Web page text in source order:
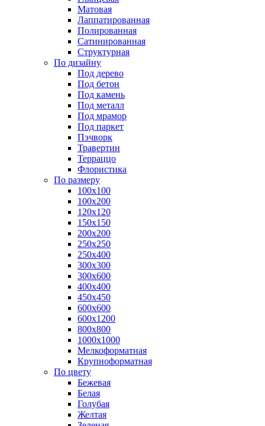
Матовая
Лаппатированная
Полированная
Сатинированная
Структурная
По дизайну
Под дерево
Под бетон
Под камень
Под металл
Под мрамор
Под паркет
Пэчворк
Травертин
Терраццо
Флористика
По размеру
100х100
100х200
120х120
150х150
200х200
250х250
250х400
300х300
300х600
400х400
450х450
600х600
600х1200
800х800
1000х1000
Мелкоформатная
Крупноформатная
По цвету
Бежевая
Белая
Голубая
Желтая